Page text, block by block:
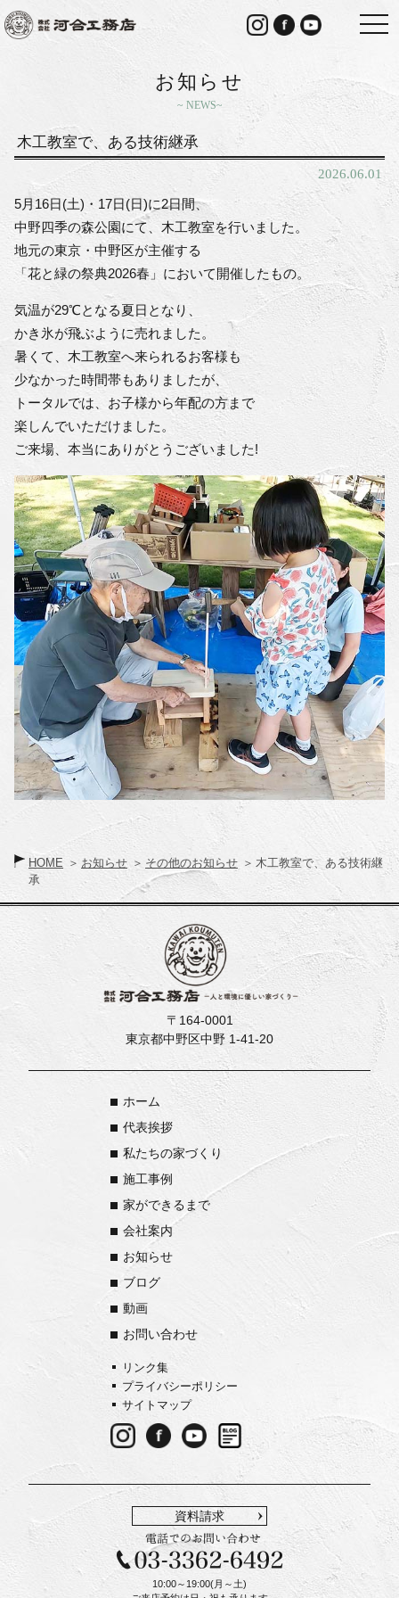
HOME お知らせ その他のお知らせ
木工教室で、ある技術継
承
お知らせ
NEWS
木工教室で、ある技術継承
2026.06.01
5月16日(土)・17日(日)に2日間、
中野四季の森公園にて、木工教室を行いました。
地元の東京・中野区が主催する
「花と緑の祭典2026春」において開催したもの。
気温が29℃となる夏日となり、
かき氷が飛ぶように売れました。
暑くて、木工教室へ来られるお客様も
少なかった時間帯もありましたが、
トータルでは、お子様から年配の方まで
楽しんでいただけました。
ご来場、本当にありがとうございました!
〒164-0001
東京都中野区中野 1-41-20
ホーム
代表挨拶
私たちの家づくり
施工事例
家ができるまで
会社案内
お知らせ
ブログ
動画
お問い合わせ
リンク集
プライバシーポリシー
サイトマップ
資料請求
10:00～19:00(月～土)